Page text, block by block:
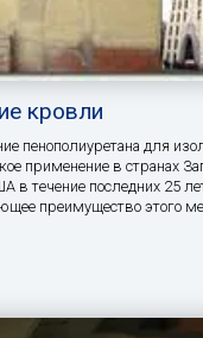
кровли
пенополиуретана для
применение в странах
в течение последних 25
преимущество этого